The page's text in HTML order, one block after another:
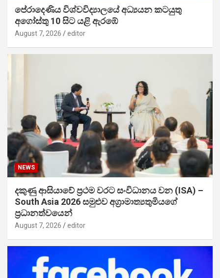
පේරාදෙණිය විශ්වවිද්‍යාලයේ අධ්‍යයන කටයුතු
අගෝස්තු 10 සිට යළි ඇරඹේ
August 7, 2026 editor
NEWS
දකුණු ආසියාවේ ප්‍රථම වරට සංවිධානය වන (ISA) –
South Asia 2026 සමුළුව අග්‍රාමාත්‍යතුමියගේ
ප්‍රධානත්වයෙන්
August 7, 2026 editor